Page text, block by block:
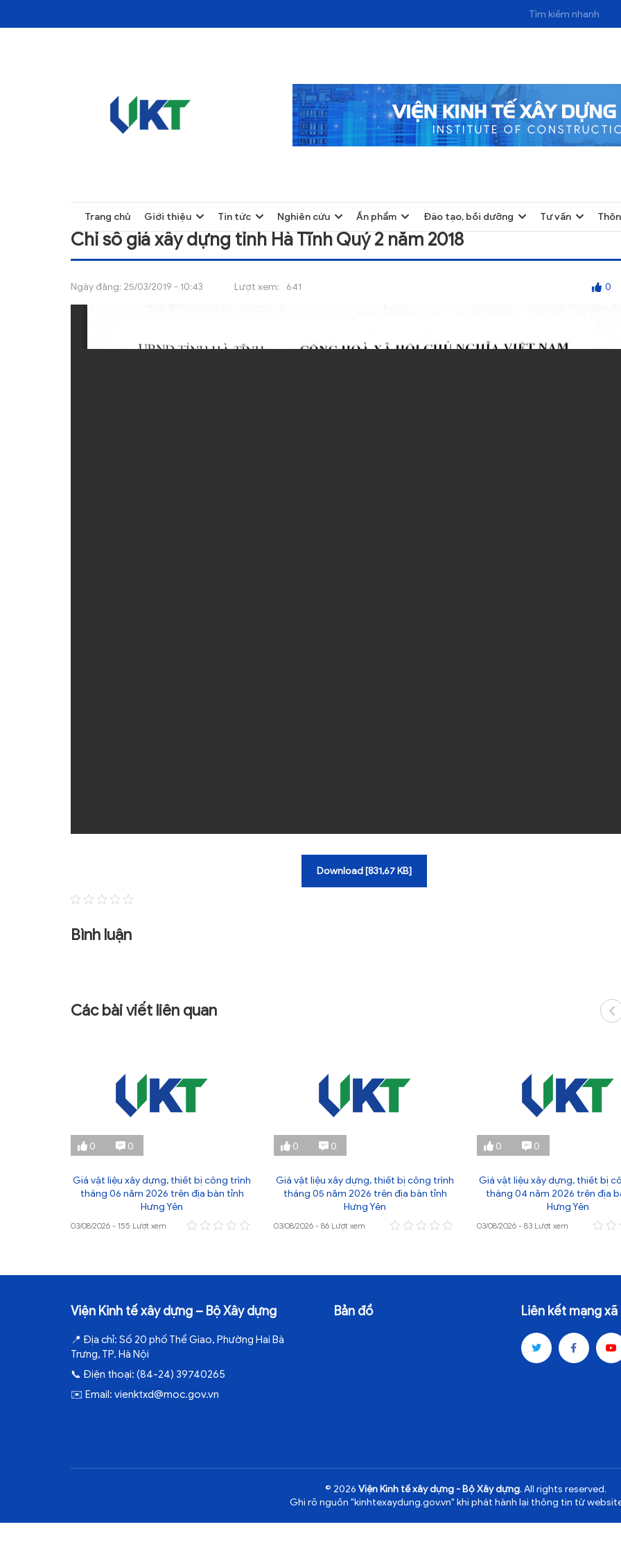
NGHIÊN CỨU
Trang chủ Giới thiệu Tin tức Nghiên cứu Ấn phẩm Đào tạo, bồi dưỡng Tư vấn
Chỉ số giá xây dựng tỉnh Hà Tĩnh Quý 2 năm 2018
Ngày đăng: 25/03/2019 - 10:43 Lượt xem: 641 0
Download [831,67 KB]
Bình luận
Các bài viết liên quan
0 0
Giá vật liệu xây dựng, thiết bị công trình
tháng 06 năm 2026 trên địa bàn tỉnh
Hưng Yên
03/08/2026 - 155 Lượt xem
0 0
Giá vật liệu xây dựng, thiết bị công trình
tháng 05 năm 2026 trên địa bàn tỉnh
Hưng Yên
03/08/2026 - 86 Lượt xem
0 0
Giá vật liệu xây dựng, thiết bị
tháng 04 năm 2026 trên địa
Hưng Yên
03/08/2026 - 83 Lượt xem
Viện Kinh tế xây dựng – Bộ Xây dựng
📍 Địa chỉ: Số 20 phố Thể Giao, Phường Hai Bà
Trưng, TP. Hà Nội
📞 Điện thoại: (84-24) 39740265
✉️ Email: vienktxd@moc.gov.vn
Bản đồ Liên kết mạng xã
© 2026 Viện Kinh tế xây dựng - Bộ Xây dựng. All rights reserved.
Ghi rõ nguồn "kinhtexaydung.gov.vn" khi phát hành lại thông tin từ